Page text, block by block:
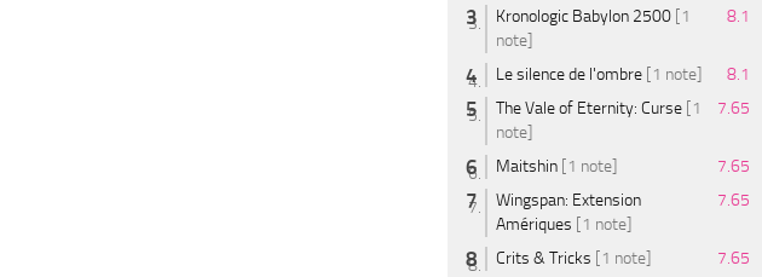
Kronologic Babylon 2500 [1
note]
8.1
Le silence de l'ombre [1 note]
8.1
The Vale of Eternity: Curse [1
note]
7.65
Maitshin [1 note]
7.65
Wingspan: Extension
Amériques [1 note]
7.65
Crits & Tricks [1 note]
7.65